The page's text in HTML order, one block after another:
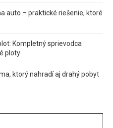
auto – praktické riešenie, ktoré
Kompletný sprievodca
ploty
ktorý nahradí aj drahý pobyt